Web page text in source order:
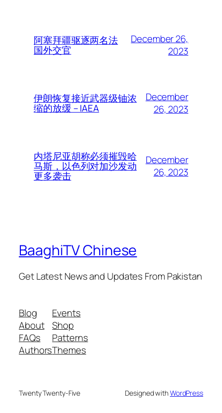
阿塞拜疆驱逐两名法
国外交官
December 26,
2023
伊朗恢复接近武器级铀浓
缩的放缓 – IAEA
December
26, 2023
内塔尼亚胡称必须摧毁哈
马斯，以色列对加沙发动
更多袭击
December
26, 2023
BaaghiTV Chinese
Get Latest News and Updates From Pakistan
Blog
About
FAQs
Authors
Events
Shop
Patterns
Themes
Twenty Twenty-Five Designed withWordPress